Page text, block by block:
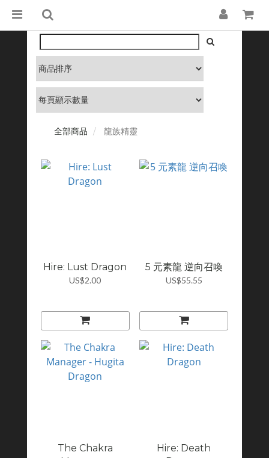
全部商品 龍族精靈
Hire: Lust Dragon
US$2.00
5 元素龍 逆向召喚
US$55.55
The Chakra
Hire: Death